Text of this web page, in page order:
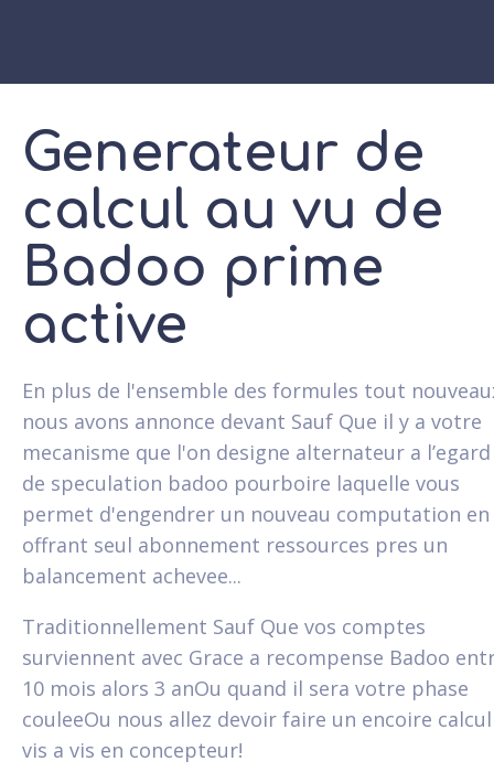
Generateur de
calcul au vu de
Badoo prime
active
En plus de l'ensemble des formules tout
nous avons annonce devant Sauf Que il y a votre
mecanisme que l'on designe alternateur a l’egard
de speculation badoo pourboire laquelle vous
permet d'engendrer un nouveau computation en
offrant seul abonnement ressources pres un
balancement achevee...
Traditionnellement Sauf Que vos comptes
surviennent avec Grace a recompense Badoo
10 mois alors 3 anOu quand il sera votre phase
couleeOu nous allez devoir faire un encoire calcul
vis a vis en concepteur!